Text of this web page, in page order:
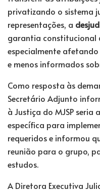
privatizando o sistema
representações, a
garantia constitucional
especialmente
e menos informados
Como resposta às
Secretário Adjunto
à Justiça do MJSP
específica para
requeridos e informou
reunião para o grupo,
estudos.
A Diretora Executiva